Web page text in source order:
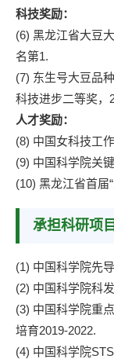
科技奖励：
(6) 黑龙江省大豆
名第1.
(7) 东生号大豆品
科技进步二等奖，
人才奖励：
(8) 中国女科技工
(9) 中国科学院关
(10) 黑龙江省首届
承担科研项
(1) 中国科学院先
(2) 中国科学院科
(3) 中国科学院重
培育2019-2022.
(4) 中国科学院